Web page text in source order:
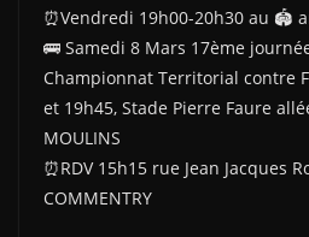
⏰Vendredi 19h00-20h30 au 🏟
🚌 Samedi 8 Mars 17ème
Championnat Territorial contre
et 19h45, Stade Pierre Faure
MOULINS
⏰RDV 15h15 rue Jean Jacques
COMMENTRY